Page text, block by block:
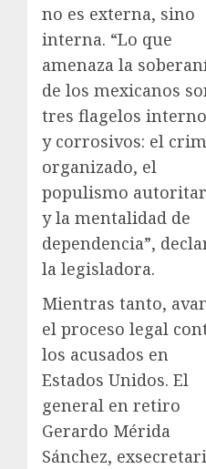
no es externa, sino
interna. “Lo que
amenaza la
de los mexicanos
tres flagelos
y corrosivos: el
organizado, el
populismo
y la mentalidad de
dependencia”,
la legisladora.
Mientras tanto,
el proceso legal
los acusados en
Estados Unidos. El
general en retiro
Gerardo Mérida
Sánchez,